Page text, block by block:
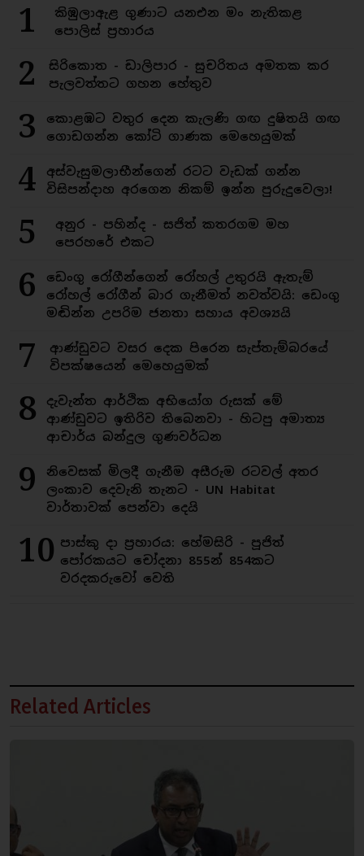
1
කිඹුලාඇළ ගුණාට යනඑන මං නැතිකළ
පොලිස් ප්‍රහාරය
2
සිරිකොත - ඩාලිපාර - සුචරිතය අමතක කර
පැලවත්තට ගහන හේතුව
3
කොළඹට වතුර දෙන කැලණි ගඟ දුෂිතයි ගඟ
ගොඩගන්න කෝටි ගාණක මෙහෙයුමක්
4
අස්වැසුමලාභීන්ගෙන් රටට වැඩක් ගන්න
විසිපන්දාහ අරගෙන නිකම් ඉන්න පුරුදුවෙලා!
5
අනුර - පහින්ද - සජිත් කතරගම මහ
පෙරහරේ එකට
6
ඩෙංගු රෝගීන්ගෙන් රෝහල් උතුරයි ඇතැම්
රෝහල් රෝගීන් බාර ගැනීමත් නවත්වයි: ඩෙංගු
මඬින්න උපරිම ජනතා සහාය අවශ්‍යයි
7
ආණ්ඩුවට වසර දෙක පිරෙන සැප්තැම්බරයේ
විපක්ෂයෙන් මෙහෙයුමක්
8
දැවැන්ත ආර්ථික අභියෝග රුසක් මේ
ආණ්ඩුවට ඉතිරිව තිබෙනවා - හිටපු අමාත්‍ය
ආචාර්ය බන්දුල ගුණවර්ධන
9
නිවෙසක් මිලදී ගැනීම අසීරුම රටවල් අතර
ලංකාව දෙවැනි තැනට - UN Habitat
වාර්තාවක් පෙන්වා දෙයි
10 පාස්කු දා ප්‍රහාරය: හේමසිරි - පූජිත්
පෝරකයට චෝදනා 855න් 854කට
වරදකරුවෝ වෙති
Related Articles